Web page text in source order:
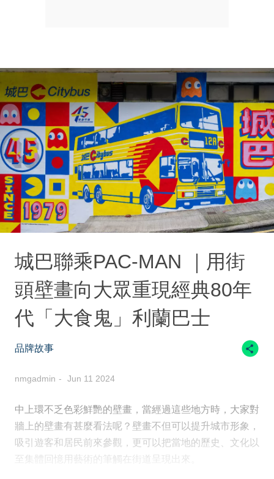
城巴聯乘PAC-MAN ｜用街
頭壁畫向大眾重現經典80年
代「大食鬼」利蘭巴士
品牌故事
nmgadmin Jun 11 2024
中上環不乏色彩鮮艷的壁畫，當經過這些地方時，大家對
牆上的壁畫有甚麼看法呢？壁畫不但可以提升城市形象，
吸引遊客和居民前來參觀，更可以把當地的歷史、文化以
至集體回憶用藝術的筆觸在街道呈現出來。